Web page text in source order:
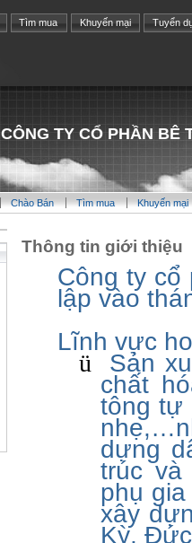
Tìm mua Khuyến mại Tuyển
CÔNG TY CỔ PHẦN BÊ
Chào Bán Tìm mua Khuyến mại
Thông tin giới thiệu
Công ty
lập vào
Lĩnh vực
ü Sản
chất
tông tự
dựng
trúc
phụ
xây
Kỳ,